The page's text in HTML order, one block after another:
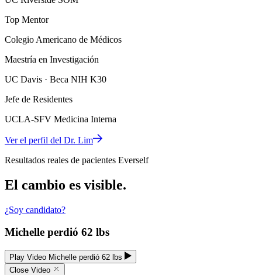
Top Mentor
Colegio Americano de Médicos
Maestría en Investigación
UC Davis · Beca NIH K30
Jefe de Residentes
UCLA-SFV Medicina Interna
Ver el perfil del Dr. Lim
Resultados reales de pacientes Everself
El cambio es visible.
¿Soy candidato?
Michelle perdió 62 lbs
Play Video Michelle perdió 62 lbs
Close Video